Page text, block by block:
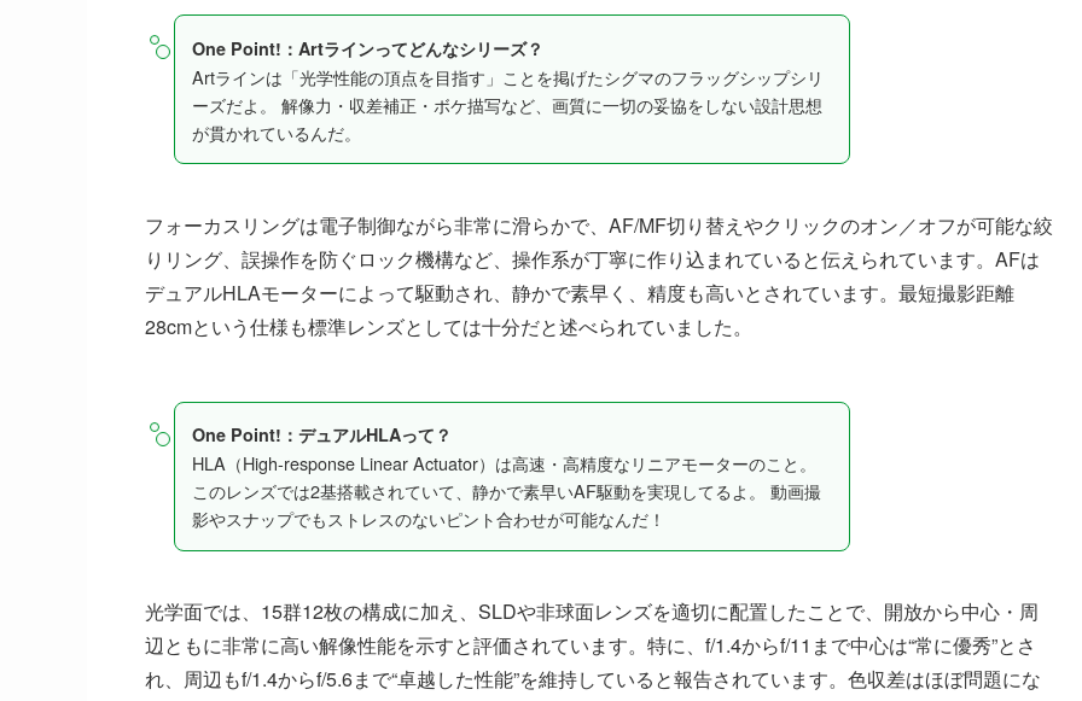
One Point!：Artラインってどんなシリーズ？
Artラインは「光学性能の頂点を目指す」ことを掲げたシグマのフラッグシップシリ
ーズだよ。 解像力・収差補正・ボケ描写など、画質に一切の妥協をしない設計思想
が貫かれているんだ。
フォーカスリングは電子制御ながら非常に滑らかで、AF/MF切り替えやクリックのオン／オフが可能な絞
りリング、誤操作を防ぐロック機構など、操作系が丁寧に作り込まれていると伝えられています。AFは
デュアルHLAモーターによって駆動され、静かで素早く、精度も高いとされています。最短撮影距離
28cmという仕様も標準レンズとしては十分だと述べられていました。
One Point!：デュアルHLAって？
HLA（High-response Linear Actuator）は高速・高精度なリニアモーターのこと。
このレンズでは2基搭載されていて、静かで素早いAF駆動を実現してるよ。 動画撮
影やスナップでもストレスのないピント合わせが可能なんだ！
光学面では、15群12枚の構成に加え、SLDや非球面レンズを適切に配置したことで、開放から中心・周
辺ともに非常に高い解像性能を示すと評価されています。特に、f/1.4からf/11まで中心は“常に優秀”とさ
れ、周辺もf/1.4からf/5.6まで“卓越した性能”を維持していると報告されています。色収差はほぼ問題にな